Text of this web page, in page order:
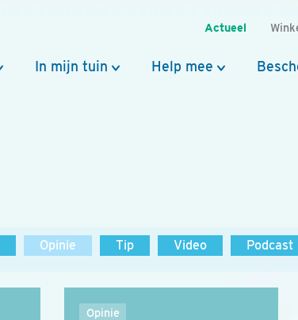
Actueel
In mijn tuin Help mee
Opinie Tip Video Podcast
Opinie